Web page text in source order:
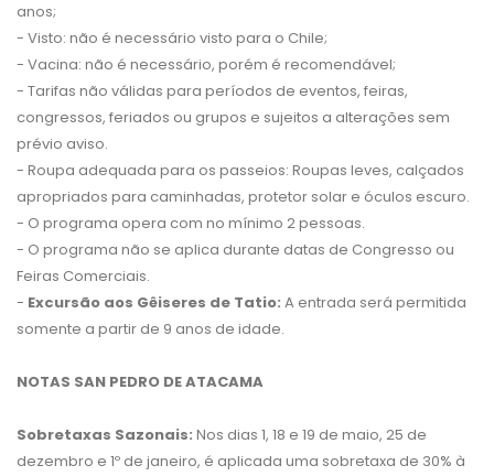
anos;
- Visto: não é necessário visto para o Chile;
- Vacina: não é necessário, porém é recomendável;
- Tarifas não válidas para períodos de eventos, feiras,
congressos, feriados ou grupos e sujeitos a alterações sem
prévio aviso.
- Roupa adequada para os passeios: Roupas leves, calçados
apropriados para caminhadas, protetor solar e óculos escuro.
- O programa opera com no mínimo 2 pessoas.
- O programa não se aplica durante datas de Congresso ou
Feiras Comerciais.
- Excursão aos Gêiseres de Tatio: A entrada será permitida
somente a partir de 9 anos de idade.
NOTAS SAN PEDRO DE ATACAMA
Sobretaxas Sazonais: Nos dias 1, 18 e 19 de maio, 25 de
dezembro e 1º de janeiro, é aplicada uma sobretaxa de 30% à